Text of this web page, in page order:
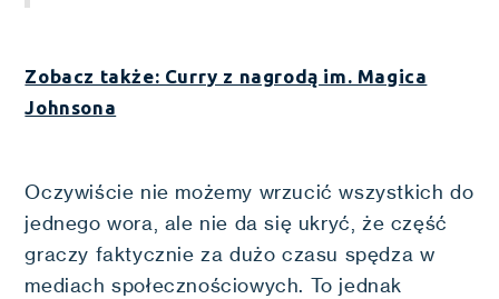
Zobacz także: Curry z nagrodą im. Magica
Johnsona
Oczywiście nie możemy wrzucić wszystkich do
jednego wora, ale nie da się ukryć, że część
graczy faktycznie za dużo czasu spędza w
mediach społecznościowych. To jednak